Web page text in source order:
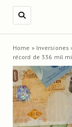
Home » Inversiones
récord de 336 mil